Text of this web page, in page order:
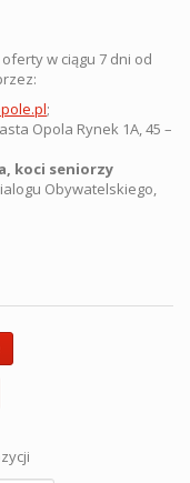
w ciągu 7 dni od
;
Opola Rynek 1A, 45 –
koci seniorzy
Obywatelskiego,